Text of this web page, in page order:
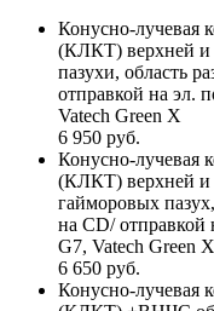
Конусно-лучевая
(КЛКТ) верхней и
пазухи, область
отправкой на эл.
Vatech Green X
6 950 руб.
Конусно-лучевая
(КЛКТ) верхней и
гайморовых
на CD/ отправкой
G7, Vatech Green X
6 650 руб.
Конусно-лучевая